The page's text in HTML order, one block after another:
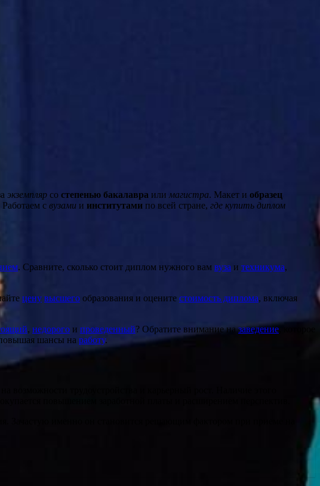
экземпляр со степенью бакалавра или магистра. Макет и образец
с вузами и институтами по всей стране, где купить диплом
. Сравните, сколько стоит диплом нужного вам вуза и техникума,
цену высшего образования и оцените стоимость диплома, включая
, недорого и проведенный? Обратите внимание назаведение
шансы на работу.
возможности трудоустройства и карьерный рост. Наличие этого